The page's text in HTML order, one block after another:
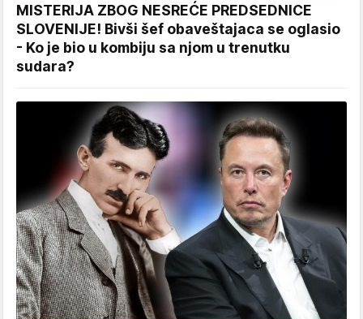
MISTERIJA ZBOG NESREĆE PREDSEDNICE
SLOVENIJE! Bivši šef obaveštajaca se oglasio
- Ko je bio u kombiju sa njom u trenutku
sudara?